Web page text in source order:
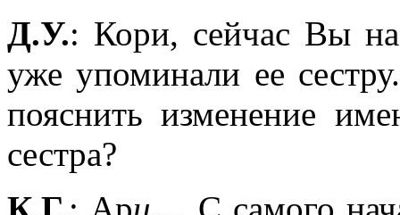
Д.У.: Кори, сейчас Вы
уже упоминали ее
пояснить изменение
сестра?